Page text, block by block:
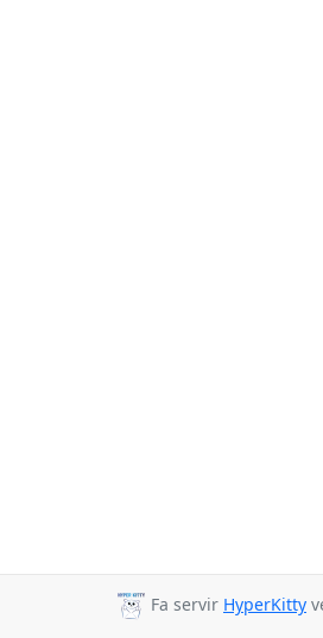
Fa servir HyperKitty